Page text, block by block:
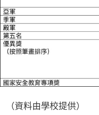
（資料由學校提供）